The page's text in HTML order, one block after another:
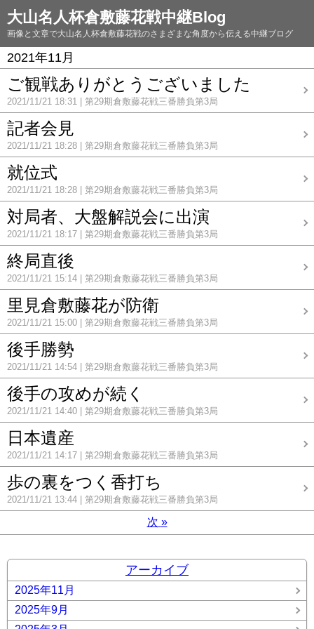
大山名人杯倉敷藤花戦中継Blog
画像と文章で大山名人杯倉敷藤花戦のさまざまな角度から伝える中継ブログ
2021年11月
ご観戦ありがとうございました
2021/11/21 18:31 第29期倉敷藤花戦三番勝負第3局
記者会見
2021/11/21 18:28 第29期倉敷藤花戦三番勝負第3局
就位式
2021/11/21 18:28 第29期倉敷藤花戦三番勝負第3局
対局者、大盤解説会に出演
2021/11/21 18:17 第29期倉敷藤花戦三番勝負第3局
終局直後
2021/11/21 15:14 第29期倉敷藤花戦三番勝負第3局
里見倉敷藤花が防衛
2021/11/21 15:00 第29期倉敷藤花戦三番勝負第3局
後手勝勢
2021/11/21 14:54 第29期倉敷藤花戦三番勝負第3局
後手の攻めが続く
2021/11/21 14:40 第29期倉敷藤花戦三番勝負第3局
日本遺産
2021/11/21 14:17 第29期倉敷藤花戦三番勝負第3局
歩の裏をつく香打ち
2021/11/21 13:44 第29期倉敷藤花戦三番勝負第3局
次 »
アーカイブ
2025年11月
2025年9月